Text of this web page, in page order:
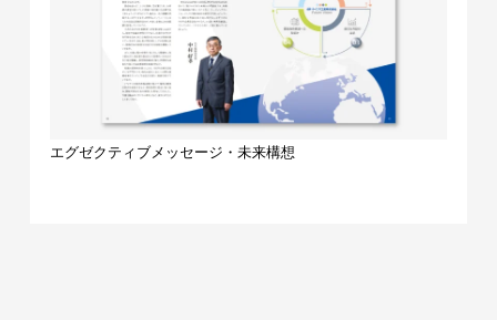
エグゼクティブメッセージ・未来構想